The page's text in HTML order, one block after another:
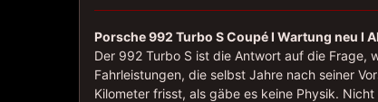
Porsche 992 Turbo S Coupé I Wartung neu I
Der 992 Turbo S ist die Antwort auf die Frage,
Fahrleistungen, die selbst Jahre nach seiner
Kilometer frisst, als gäbe es keine Physik.